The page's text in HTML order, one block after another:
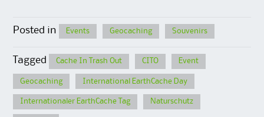
Posted in Events Geocaching Souvenirs
Tagged Cache In Trash Out CITO Event
Geocaching International EarthCache Day
Internationaler EarthCache Tag Naturschutz